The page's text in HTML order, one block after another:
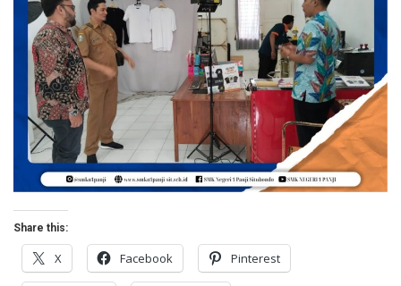
Share this:
X Facebook Pinterest